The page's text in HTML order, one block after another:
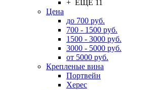
+ ЕЩЕ 11
Цена
до 700 руб.
700 - 1500 руб.
1500 - 3000 руб.
3000 - 5000 руб.
от 5000 руб.
Крепленые вина
Портвейн
Херес